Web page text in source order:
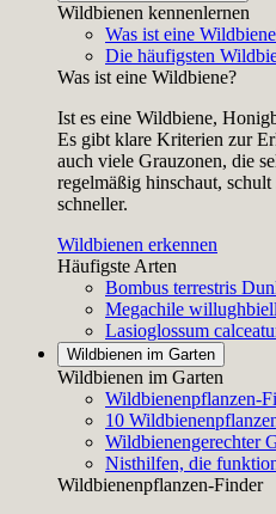
Wildbienen kennenlernen
Was ist eine
Die häufigsten
Was ist eine Wildbiene?
Ist es eine Wildbiene,
Es gibt klare Kriterien zur
auch viele Grauzonen, die
regelmäßig hinschaut,
schneller.
Wildbienen erkennen
Häufigste Arten
Bombus terrestris
Megachile
Lasioglossum
Wildbienen im Garten
Wildbienen im Garten
Wildbienenpflanzen-
10
Wildbienengerechter
Nisthilfen, die
Wildbienenpflanzen-Finder